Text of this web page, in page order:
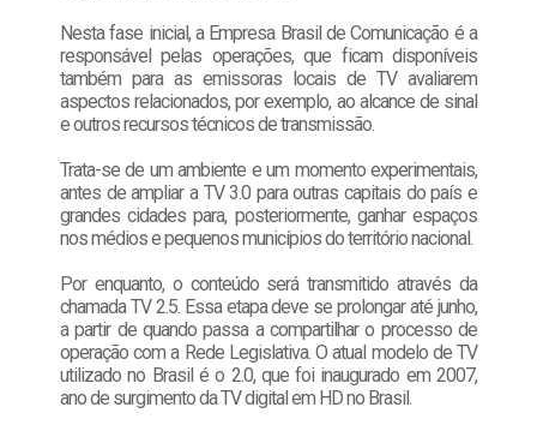
Nesta fase inicial, a Empresa Brasil de Comunicação é a
responsável pelas operações, que ficam disponíveis
também para as emissoras locais de TV avaliarem
aspectos relacionados, por exemplo, ao alcance de sinal
e outros recursos técnicos de transmissão.
Trata-se de um ambiente e um momento experimentais,
antes de ampliar a TV 3.0 para outras capitais do país e
grandes cidades para, posteriormente, ganhar espaços
nos médios e pequenos municípios do território nacional.
Por enquanto, o conteúdo será transmitido através da
chamada TV 2.5. Essa etapa deve se prolongar até junho,
a partir de quando passa a compartilhar o processo de
operação com a Rede Legislativa. O atual modelo de TV
utilizado no Brasil é o 2.0, que foi inaugurado em 2007,
ano de surgimento da TV digital em HD no Brasil.